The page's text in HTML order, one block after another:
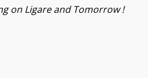
on Ligare and Tomorrow !